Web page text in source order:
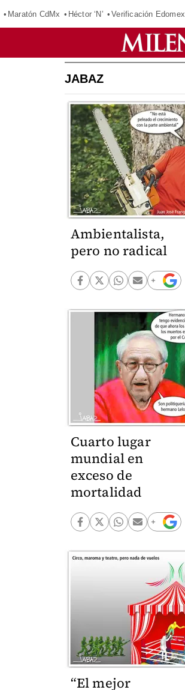
Maratón CdMx Héctor ‘N’ Verificación Edomex
JABAZ
Ambientalista,
pero no radical
Cuarto lugar
mundial en
exceso de
mortalidad
“El mejor